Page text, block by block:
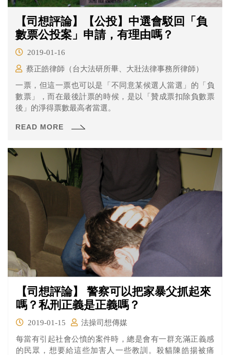
【司想評論】【公投】中選會駁回「負
數票公投案」申請，有理由嗎？
2019-01-16
蔡正皓律師（台大法研所畢、大壯法律事務所律師）
一票，但這一票也可以是「不同意某候選人當選」的「負
數票」，而在最後計票的時候，是以「贊成票扣除負數票
後」的淨得票數最高者當選。
READ MORE
【司想評論】 警察可以把家暴父抓起來
嗎？私刑正義是正義嗎？
2019-01-15
法操司想傳媒
每當有引起社會公憤的案件時，總是會有一群充滿正義感
的民眾，想要給這些加害人一些教訓。殺貓陳皓揚被痛